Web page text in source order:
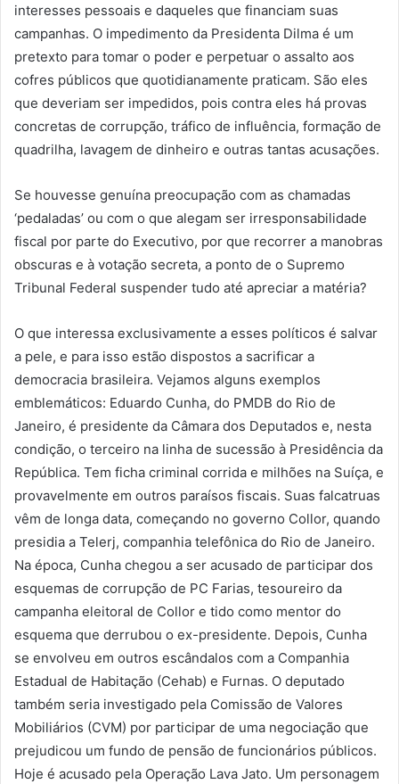
interesses pessoais e daqueles que financiam suas
campanhas. O impedimento da Presidenta Dilma é um
pretexto para tomar o poder e perpetuar o assalto aos
cofres públicos que quotidianamente praticam. São eles
que deveriam ser impedidos, pois contra eles há provas
concretas de corrupção, tráfico de influência, formação de
quadrilha, lavagem de dinheiro e outras tantas acusações.
Se houvesse genuína preocupação com as chamadas
‘pedaladas’ ou com o que alegam ser irresponsabilidade
fiscal por parte do Executivo, por que recorrer a manobras
obscuras e à votação secreta, a ponto de o Supremo
Tribunal Federal suspender tudo até apreciar a matéria?
O que interessa exclusivamente a esses políticos é salvar
a pele, e para isso estão dispostos a sacrificar a
democracia brasileira. Vejamos alguns exemplos
emblemáticos: Eduardo Cunha, do PMDB do Rio de
Janeiro, é presidente da Câmara dos Deputados e, nesta
condição, o terceiro na linha de sucessão à Presidência da
República. Tem ficha criminal corrida e milhões na Suíça, e
provavelmente em outros paraísos fiscais. Suas falcatruas
vêm de longa data, começando no governo Collor, quando
presidia a Telerj, companhia telefônica do Rio de Janeiro.
Na época, Cunha chegou a ser acusado de participar dos
esquemas de corrupção de PC Farias, tesoureiro da
campanha eleitoral de Collor e tido como mentor do
esquema que derrubou o ex-presidente. Depois, Cunha
se envolveu em outros escândalos com a Companhia
Estadual de Habitação (Cehab) e Furnas. O deputado
também seria investigado pela Comissão de Valores
Mobiliários (CVM) por participar de uma negociação que
prejudicou um fundo de pensão de funcionários públicos.
Hoje é acusado pela Operação Lava Jato. Um personagem